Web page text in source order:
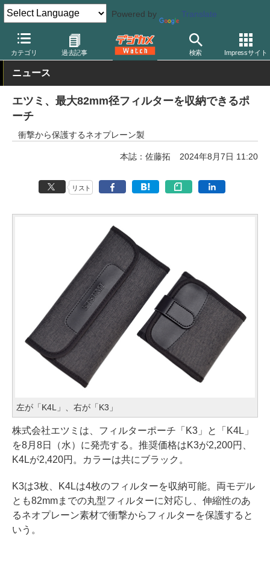
Powered by Translate
カテゴリ 過去記事 検索 Impressサイト
デジカメ Watch レンズ レンズフィルター
ニュース
エツミ、最大82mm径フィルターを収納できるポ
ーチ
衝撃から保護するネオプレーン製
本誌：佐藤拓 2024年8月7日 11:20
リスト
左が「K4L」、右が「K3」
株式会社エツミは、フィルターポーチ「K3」と「K4L」
を8月8日（水）に発売する。推奨価格はK3が2,200円、
K4Lが2,420円。カラーは共にブラック。
K3は3枚、K4Lは4枚のフィルターを収納可能。両モデル
とも82mmまでの丸型フィルターに対応し、伸縮性のあ
るネオプレーン素材で衝撃からフィルターを保護すると
いう。